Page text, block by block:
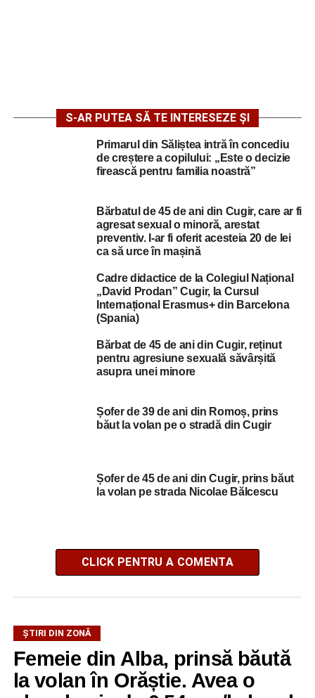
S-AR PUTEA SĂ TE INTERESEZE ȘI
Primarul din Săliștea intră în concediu
de creștere a copilului: „Este o decizie
firească pentru familia noastră”
Bărbatul de 45 de ani din Cugir, care ar fi
agresat sexual o minoră, arestat
preventiv. I-ar fi oferit acesteia 20 de lei
ca să urce în mașină
Cadre didactice de la Colegiul Național
„David Prodan” Cugir, la Cursul
Internațional Erasmus+ din Barcelona
(Spania)
Bărbat de 45 de ani din Cugir, reținut
pentru agresiune sexuală săvârșită
asupra unei minore
Șofer de 39 de ani din Romoș, prins
băut la volan pe o stradă din Cugir
Șofer de 45 de ani din Cugir, prins băut
la volan pe strada Nicolae Bălcescu
CLICK PENTRU A COMENTA
ŞTIRI DIN ZONĂ
Femeie din Alba, prinsă băută
la volan în Orăștie. Avea o